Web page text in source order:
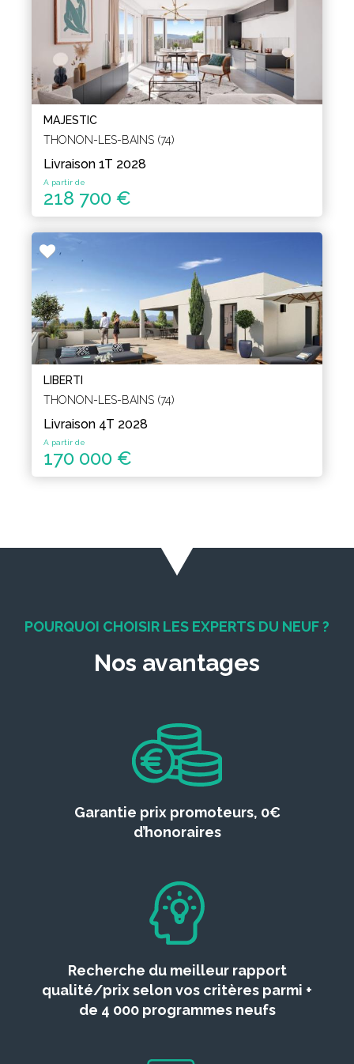
MAJESTIC
THONON-LES-BAINS (74)
Livraison 1T 2028
A partir de
218 700 €
LIBERTI
THONON-LES-BAINS (74)
Livraison 4T 2028
A partir de
170 000 €
POURQUOI CHOISIR LES EXPERTS DU NEUF ?
Nos avantages
Garantie prix promoteurs, 0€
d’honoraires
Recherche du meilleur rapport
qualité/prix selon vos critères parmi +
de 4 000 programmes neufs